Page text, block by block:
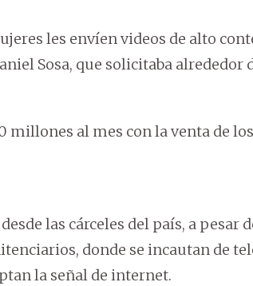
les envíen videos de alto
Sosa, que solicitaba alrededor
millones al mes con la venta de los
las cárceles del país, a pesar
donde se incautan de
la señal de internet.